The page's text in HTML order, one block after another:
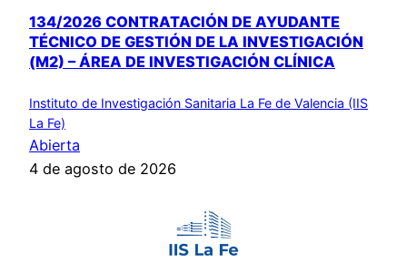
134/2026 CONTRATACIÓN DE AYUDANTE
TÉCNICO DE GESTIÓN DE LA INVESTIGACIÓN
(M2) – ÁREA DE INVESTIGACIÓN CLÍNICA
Instituto de Investigación Sanitaria La Fe de Valencia (IIS
La Fe)
Abierta
4 de agosto de 2026